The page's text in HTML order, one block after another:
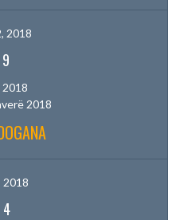
2018
9
2018
2018
4